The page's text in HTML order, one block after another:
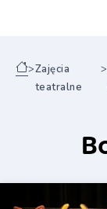
>Zajęcia
teatralne
>